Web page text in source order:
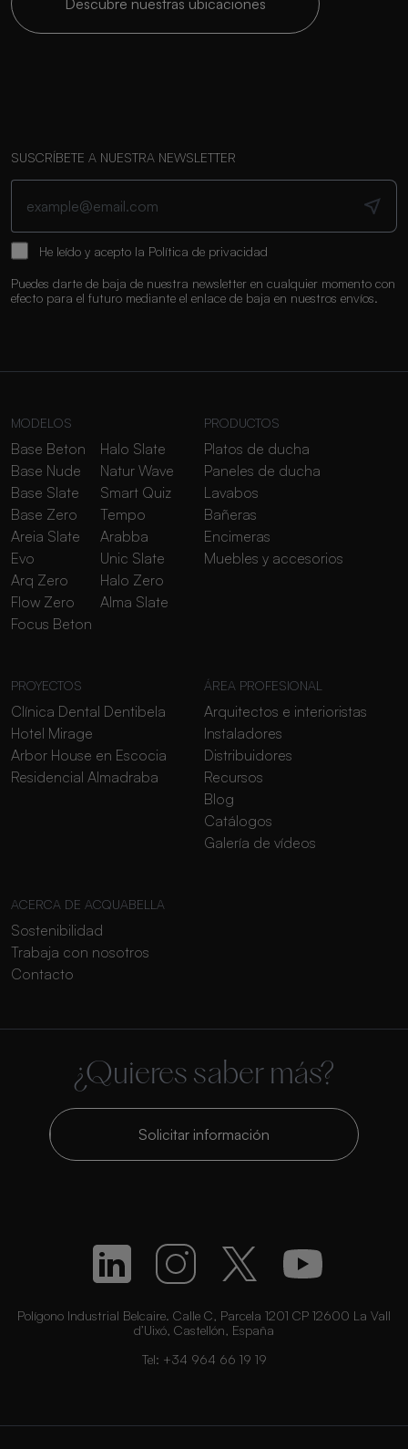
SUSCRÍBETE A NUESTRA NEWSLETTER
He leído y acepto la Política de privacidad
Puedes darte de baja de nuestra newsletter en cualquier momento con
efecto para el futuro mediante el enlace de baja en nuestros envíos.
MODELOS
Base Beton
Base Nude
Base Slate
Base Zero
Areia Slate
Evo
Arq Zero
Flow Zero
Focus Beton
Halo Slate
Natur Wave
Smart Quiz
Tempo
Arabba
Unic Slate
Halo Zero
Alma Slate
PRODUCTOS
Platos de ducha
Paneles de ducha
Lavabos
Bañeras
Encimeras
Muebles y accesorios
PROYECTOS
Clínica Dental Dentibela
Hotel Mirage
Arbor House en Escocia
Residencial Almadraba
ÁREA PROFESIONAL
Arquitectos e interioristas
Instaladores
Distribuidores
Recursos
Blog
Catálogos
Galería de vídeos
ACERCA DE ACQUABELLA
Sostenibilidad
Trabaja con nosotros
Contacto
¿Quieres saber más?
Solicitar información
Polígono Industrial Belcaire. Calle C, Parcela 1201 CP 12600 La Vall
d’Uixó, Castellón, España
Tel: +34 964 66 19 19